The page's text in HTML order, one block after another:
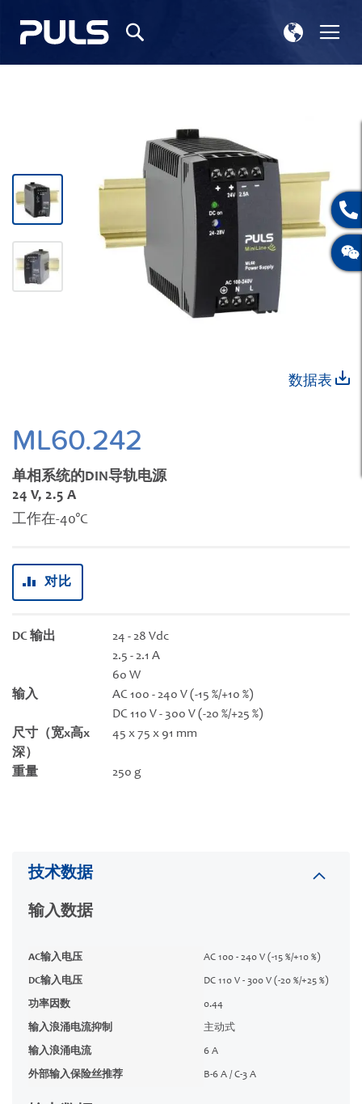
导
选
择
ML60.242
单相系统的DIN导轨电源
24 V, 2.5 A
工作在-40°C
数据表
对比
DC 输出
24 - 28 Vdc
2.5 - 2.1 A
60 W
输入
AC 100 - 240 V (-15 %/+10 %)
DC 110 V - 300 V (-20 %/+25 %)
尺寸（宽x高x
深）
45 x 75 x 91 mm
重量 250 g
的
图
图
像
库
的
开
头
技术数据
输入数据
AC输入电压 AC 100 - 240 V (-15 %/+10 %)
DC输入电压 DC 110 V - 300 V (-20 %/+25 %)
功率因数 0.44
输入浪涌电流抑制 主动式
输入浪涌电流 6 A
外部输入保险丝推荐 B-6 A / C-3 A